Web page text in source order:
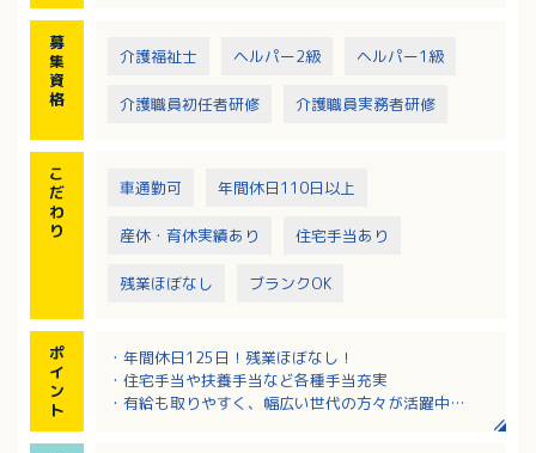
募
集
資
格
介護福祉士 ヘルパー2級 ヘルパー1級
介護職員初任者研修 介護職員実務者研修
こ
だ
わ
り
車通勤可 年間休日110日以上
産休・育休実績あり 住宅手当あり
残業ほぼなし ブランクOK
ポ
イ
ン
ト
・年間休日125日！残業ほぼなし！
・住宅手当や扶養手当など各種手当充実
・有給も取りやすく、幅広い世代の方々が活躍中